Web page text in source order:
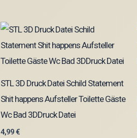
STL 3D Druck Datei Schild Statement
Shit happens Aufsteller Toilette Gäste
Wc Bad 3DDruck Datei
4,99€